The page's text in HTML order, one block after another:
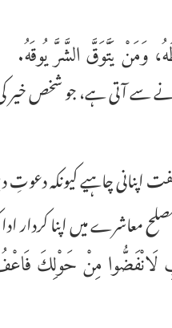
وَمَنْ يَتَّوَقَّ الشَّرَّ يُوقَهُ.
سے آتی ہے، جو شخص
اپنانی چاہیے کیونکہ
مصلح معاشرے میں اپنا
لَانْفَضُّوا مِنْ حَوْلِكَ